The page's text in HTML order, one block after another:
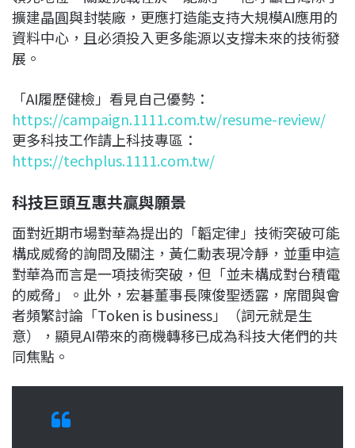
擴建晶圓與封裝廠，更應打造能支持大規模AI應用的
資料中心，且必須投入更多能源以支撐未來的技術發
展。
「AI履歷健檢」看見自己優勢：
https://campaign.1111.com.tw/resume-review/
更多科技工作請上科技專區：
https://techplus.1111.com.tw/
科技巨頭互惠共贏與願景
面對近期市場對華為提出的「韜定律」技術突破可能
構成威脅的詢問及關注，黃仁勳表現冷靜，並重申這
對華為而言是一項技術突破，但「並未構成對台積電
的威脅」。此外，宏碁董事長陳俊聖透露，席間與會
者頻繁討論「Token is business」（詞元就是生
意），顯見AI帶來的商機轉移已成為科技大佬們的共
同焦點。